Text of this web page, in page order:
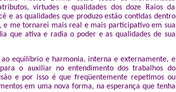
virtudes e qualidades dos doze Raios da
e as qualidades que produzo estão contidas dentro
e me tornarei mais real e mais participativo em sua
que ativa e radia o poder e as qualidades de sua
equilíbrio e harmonia, interna e externamente, e
o auxiliar no entendimento dos trabalhos do
e por isso é que freqüentemente repetimos ou
em uma nova forma, na esperança que tenha